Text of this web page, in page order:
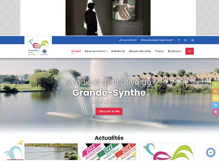
Société Arts Graphiques des Cheminots